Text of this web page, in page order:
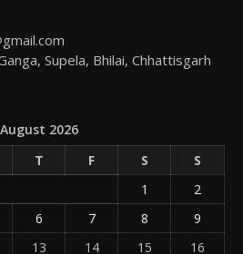
Supela, Bhilai, Chhattisgarh
August 2026
T F S
S
1
2
6 7 8
9
13 14 15 16